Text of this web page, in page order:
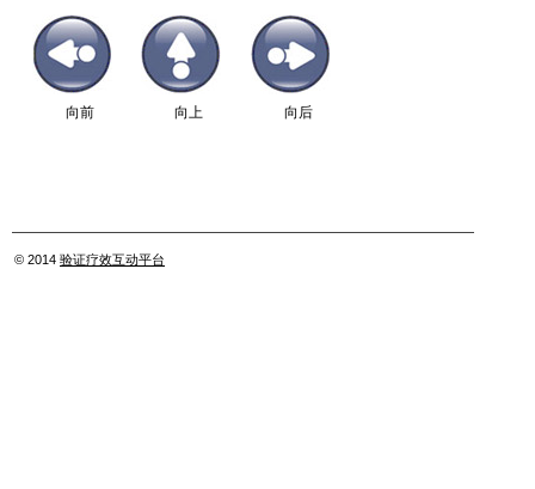
向上
向前 向后
© 2014 验证疗效互动平台